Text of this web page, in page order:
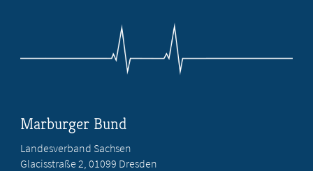
Marburger Bund
Landesverband Sachsen
Glacisstraße 2 , 01099 Dresden